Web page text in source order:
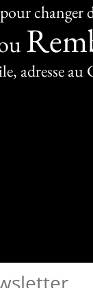
changer
adresse au